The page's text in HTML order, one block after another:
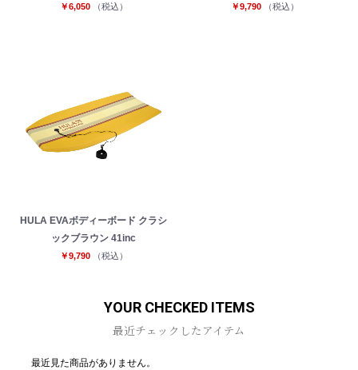
￥6,050 （税込） ￥9,790 （税込）
HULA EVAボディーボード クラシ
ックブラウン 41inc
￥9,790 （税込）
YOUR CHECKED ITEMS
最近チェックしたアイテム
最近見た商品がありません。